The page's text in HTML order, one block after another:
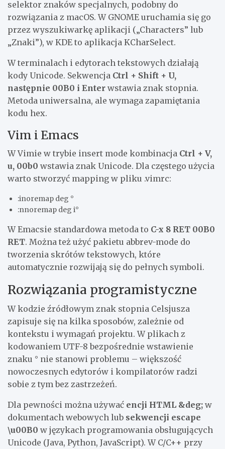
selektor znaków specjalnych, podobny do
rozwiązania z macOS. W GNOME uruchamia się go
przez wyszukiwarkę aplikacji („Characters” lub
„Znaki”), w KDE to aplikacja KCharSelect.
W terminalach i edytorach tekstowych działają
kody Unicode. Sekwencja Ctrl + Shift + U,
następnie 00B0 i Enter wstawia znak stopnia.
Metoda uniwersalna, ale wymaga zapamiętania
kodu hex.
Vim i Emacs
W Vimie w trybie insert mode kombinacja Ctrl + V,
u, 00b0 wstawia znak Unicode. Dla częstego użycia
warto stworzyć mapping w pliku .vimrc:
:inoremap deg °
:nnoremap deg i°
W Emacsie standardowa metoda to C-x 8 RET 00B0
RET. Można też użyć pakietu abbrev-mode do
tworzenia skrótów tekstowych, które
automatycznie rozwijają się do pełnych symboli.
Rozwiązania programistyczne
W kodzie źródłowym znak stopnia Celsjusza
zapisuje się na kilka sposobów, zależnie od
kontekstu i wymagań projektu. W plikach z
kodowaniem UTF-8 bezpośrednie wstawienie
znaku ° nie stanowi problemu – większość
nowoczesnych edytorów i kompilatorów radzi
sobie z tym bez zastrzeżeń.
Dla pewności można używać encji HTML &deg; w
dokumentach webowych lub sekwencji escape
\u00B0 w językach programowania obsługujących
Unicode (Java, Python, JavaScript). W C/C++ przy